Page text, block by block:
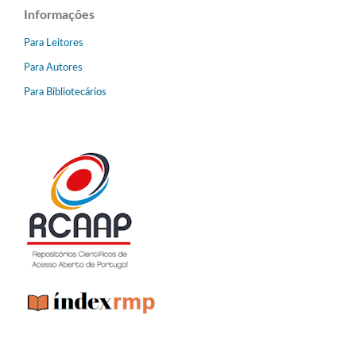
Informações
Para Leitores
Para Autores
Para Bibliotecários